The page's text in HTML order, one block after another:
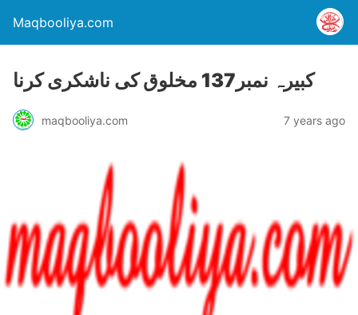
Maqbooliya.com
کبيرہ نمبر137 مخلوق کی ناشکری کرنا
maqbooliya.com 7 years ago